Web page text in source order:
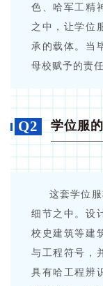
色、哈军工精
之中，让学位
承的载体。当
母校赋予的责
Q2 学位服
这套学位
细节之中。设
校史建筑等建
与工程符号，
具有哈工程辨